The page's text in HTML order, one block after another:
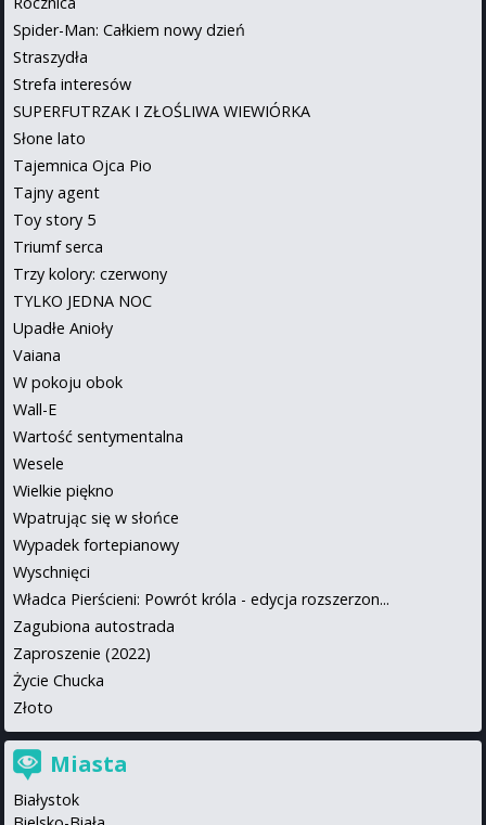
Spider-Man: Całkiem nowy dzień
Straszydła
Strefa interesów
SUPERFUTRZAK I ZŁOŚLIWA WIEWIÓRKA
Słone lato
Tajemnica Ojca Pio
Tajny agent
Toy story 5
Triumf serca
Trzy kolory: czerwony
TYLKO JEDNA NOC
Upadłe Anioły
Vaiana
W pokoju obok
Wall-E
Wartość sentymentalna
Wesele
Wielkie piękno
Wpatrując się w słońce
Wypadek fortepianowy
Wyschnięci
Władca Pierścieni: Powrót króla - edycja rozszerzon...
Zagubiona autostrada
Zaproszenie (2022)
Życie Chucka
Złoto
Miasta
Białystok